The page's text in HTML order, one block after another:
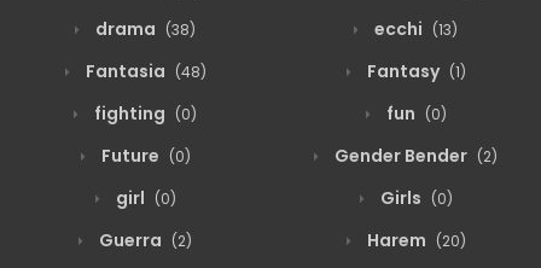
drama (38) ecchi (13)
Fantasia (48) Fantasy (1)
fighting (0) fun (0)
Future (0) Gender Bender (2)
girl (0) Girls (0)
Guerra (2) Harem (20)